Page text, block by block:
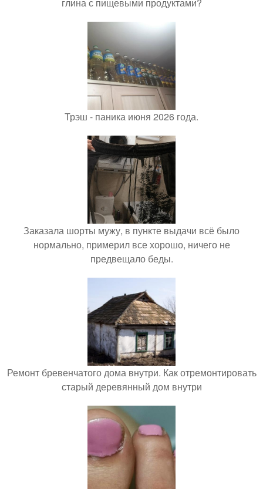
Трэш - паника июня 2026 года.
Заказала шорты мужу, в пункте выдачи всё было
нормально, примерил все хорошо, ничего не
предвещало беды.
Ремонт бревенчатого дома внутри. Как отремонтировать
старый деревянный дом внутри